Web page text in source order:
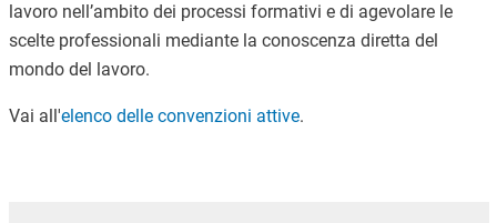
lavoro nell’ambito dei processi formativi e di agevolare le
scelte professionali mediante la conoscenza diretta del
mondo del lavoro.
Vai all'elenco delle convenzioni attive.